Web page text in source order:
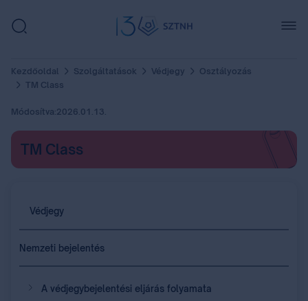
Kezdőoldal Szolgáltatások Védjegy
Osztályozás
TM Class
Módosítva:2026.01.13.
TM Class
Védjegy
Nemzeti bejelentés
A védjegybejelentési eljárás folyamata